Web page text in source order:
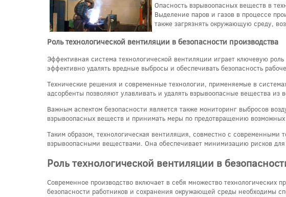
Опасность взрывоопасных веществ в
Выделение паров и газов в процессе
также загрязнять окружающую среду,
Роль технологической вентиляции в безопасности производства
Эффективная система технологической вентиляции играет ключевую
эффективно удалять вредные выбросы и обеспечивать безопасность
Технические решения и современные технологии, применяемые в
адсорбенты позволяют улавливать и удалять взрывоопасные вещества
Важным аспектом безопасности является также мониторинг выбросов
взрывоопасных веществ и принимать меры по предотвращению
Таким образом, технологическая вентиляция, совместно с
взрывоопасными веществами. Она обеспечивает минимизацию рисков
Роль технологической вентиляции в
Современное производство включает в себя множество
безопасности работников и сохранения окружающей среды необходимы